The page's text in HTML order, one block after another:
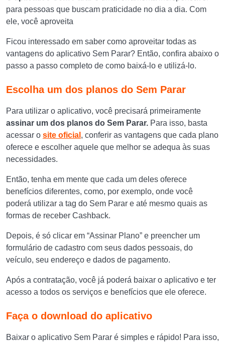
para pessoas que buscam praticidade no dia a dia. Com
ele, você aproveita
Ficou interessado em saber como aproveitar todas as
vantagens do aplicativo Sem Parar? Então, confira abaixo o
passo a passo completo de como baixá-lo e utilizá-lo.
Escolha um dos planos do Sem Parar
Para utilizar o aplicativo, você precisará primeiramente
assinar um dos planos do Sem Parar. Para isso, basta
acessar o site oficial , conferir as vantagens que cada plano
oferece e escolher aquele que melhor se adequa às suas
necessidades.
Então, tenha em mente que cada um deles oferece
benefícios diferentes, como, por exemplo, onde você
poderá utilizar a tag do Sem Parar e até mesmo quais as
formas de receber Cashback.
Depois, é só clicar em “Assinar Plano” e preencher um
formulário de cadastro com seus dados pessoais, do
veículo, seu endereço e dados de pagamento.
Após a contratação, você já poderá baixar o aplicativo e ter
acesso a todos os serviços e benefícios que ele oferece.
Faça o download do aplicativo
Baixar o aplicativo Sem Parar é simples e rápido! Para isso,